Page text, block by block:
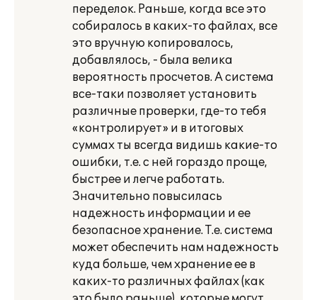
переделок. Раньше, когда все это
собиралось в каких-то файлах, все
это вручную копировалось,
добавлялось, - была велика
вероятность просчетов. А система
все-таки позволяет установить
различные проверки, где-то тебя
«контролирует» и в итоговых
суммах ты всегда видишь какие-то
ошибки, т.е. с ней гораздо проще,
быстрее и легче работать.
Значительно повысилась
надежность информации и ее
безопасное хранение. Т.е. система
может обеспечить нам надежность
куда больше, чем хранение ее в
каких-то различных файлах (как